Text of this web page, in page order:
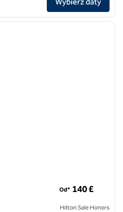
1/12
Od* 140 £
Hilton Sale Honors